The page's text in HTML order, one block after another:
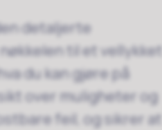
detaljerte
til et vellykket
du kan gjøre på
over muligheter og
feil, og sikrer at